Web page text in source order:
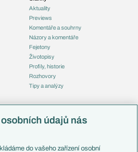
Aktuality
Previews
Komentáře a souhrny
Názory a komentáře
Fejetony
Životopisy
Profily, historie
Rozhovory
Tipy a analýzy
Česko
Francie
údajů nás
do vašeho zařízení osobní